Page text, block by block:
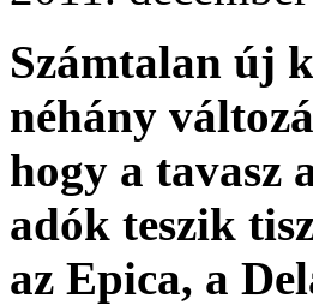
Számtalan új
néhány
hogy a tavasz
adók teszik
az Epica, a